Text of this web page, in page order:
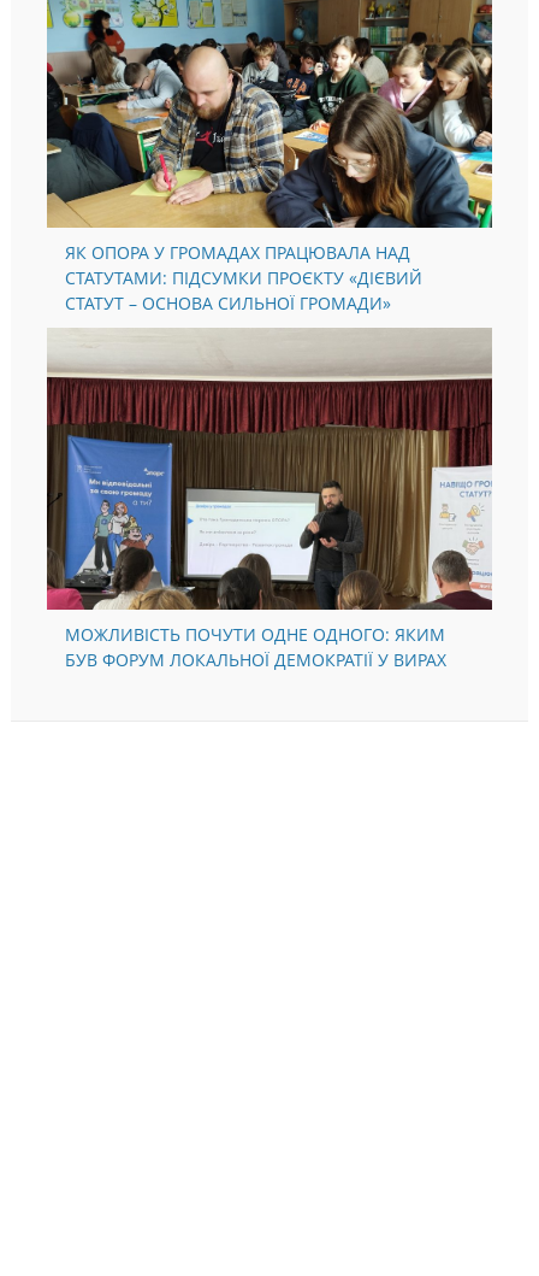
ЯК ОПОРА У ГРОМАДАХ ПРАЦЮВАЛА НАД
СТАТУТАМИ: ПІДСУМКИ ПРОЄКТУ «ДІЄВИЙ
СТАТУТ – ОСНОВА СИЛЬНОЇ ГРОМАДИ»
МОЖЛИВІСТЬ ПОЧУТИ ОДНЕ ОДНОГО: ЯКИМ
БУВ ФОРУМ ЛОКАЛЬНОЇ ДЕМОКРАТІЇ У ВИРАХ